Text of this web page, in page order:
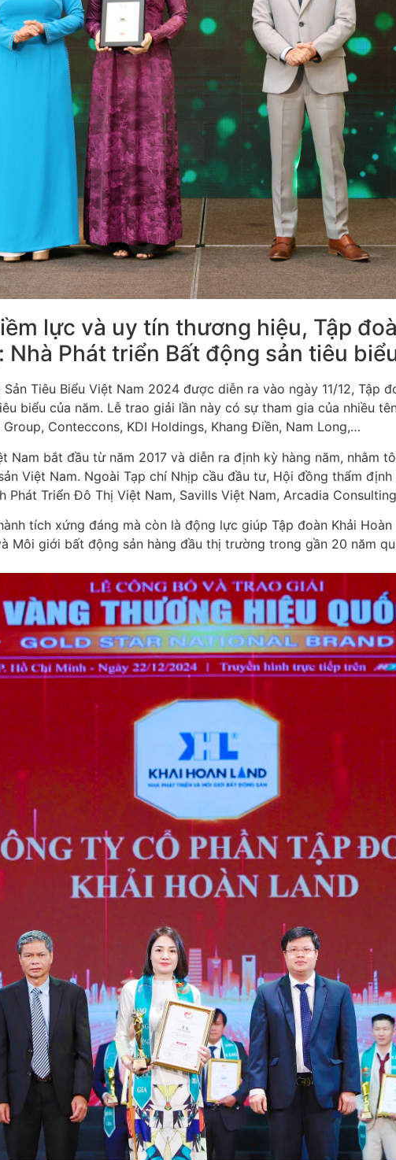
lực và uy tín thương hiệu, Tập
Phát triển Bất động sản tiêu
Tiêu Biểu Việt Nam 2024 được diễn ra vào ngày 11/12, Tập
biểu của năm. Lễ trao giải lần này có sự tham gia của nhiều
Conteccons, KDI Holdings, Khang Điền, Nam Long,…
Nam bắt đầu từ năm 2017 và diễn ra định kỳ hàng năm, nhằm
Việt Nam. Ngoài Tạp chí Nhịp cầu đầu tư, Hội đồng thẩm
Triển Đô Thị Việt Nam, Savills Việt Nam, Arcadia
tích xứng đáng mà còn là động lực giúp Tập đoàn Khải
Môi giới bất động sản hàng đầu thị trường trong gần 20 năm